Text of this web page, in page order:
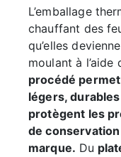
L’emballage
chauffant des
qu’elles
moulant à
procédé
légers,
protègent les
de
marque. Du